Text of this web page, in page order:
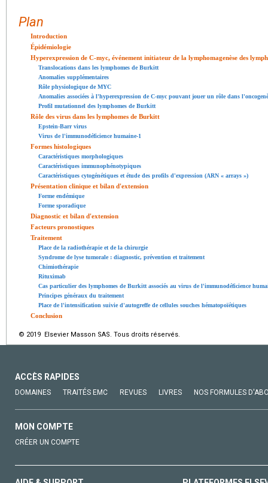
Plan
Introduction
Épidémiologie
Hyperexpression de C-myc, événement initiateur de la lymphomagenèse des
Translocations dans les lymphomes de Burkitt
Anomalies supplémentaires
Rôle physiologique de MYC
Anomalies associées à l'hyperexpression de C-myc pouvant jouer un rôle dans
Profil mutationnel des lymphomes de Burkitt
Rôle des virus dans les lymphomes de Burkitt
Epstein-Barr virus
Virus de l'immunodéficience humaine-1
Formes histologiques
Caractéristiques morphologiques
Caractéristiques immunophénotypiques
Caractéristiques cytogénétiques et étude des profils d'expression (ARN « arrays »)
Présentation clinique et bilan d'extension
Forme endémique
Forme sporadique
Diagnostic et bilan d'extension
Facteurs pronostiques
Traitement
Place de la radiothérapie et de la chirurgie
Syndrome de lyse tumorale : diagnostic, prévention et traitement
Chimiothérapie
Rituximab
Cas particulier des lymphomes de Burkitt associés au virus de l'immunodéficience
Principes généraux du traitement
Place de l'intensification suivie d'autogreffe de cellules souches hématopoïétiques
Conclusion
© 2019 Elsevier Masson SAS. Tous droits réservés.
ACCÈS RAPIDES
DOMAINES TRAITÉS EMC REVUES LIVRES NOS FORMULES
MON COMPTE
CRÉER UN COMPTE